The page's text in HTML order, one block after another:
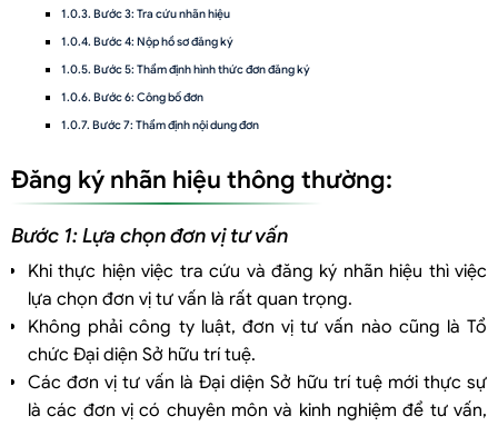
Bước 3: Tra cứu nhãn hiệu
Bước 4: Nộp hồ sơ đăng ký
Bước 5: Thẩm định hình thức đơn đăng ký
Bước 6: Công bố đơn
Bước 7: Thẩm định nội dung đơn
Bước 9: Cấp Giấy chứng nhận đăng ký nhãn hiệu
Hồ sơ đăng ký nhãn hiệu tập thể:
Hồ sơ đăng ký nhãn hiệu chứng nhận:
Đăng ký nhãn hiệu / Đăng ký thương hiệu trên địa phận 20 phường,
Quận Bình Thạnh, TP.HCM.
Đăng ký nhãn hiệu thông thường:
Bước 1: Lựa chọn đơn vị tư vấn
Khi thực hiện việc tra cứu và đăng ký nhãn hiệu thì việc
lựa chọn đơn vị tư vấn là rất quan trọng.
Không phải công ty luật, đơn vị tư vấn nào cũng là Tổ
chức Đại diện Sở hữu trí tuệ.
Các đơn vị tư vấn là Đại diện Sở hữu trí tuệ mới thực sự
là các đơn vị có chuyên môn và kinh nghiệm để tư vấn,